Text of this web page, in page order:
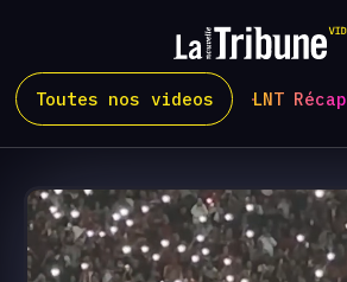
Toutes nos videos LNT Récap